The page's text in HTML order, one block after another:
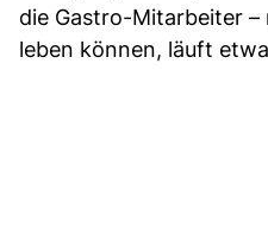
die Gastro-Mitarbeiter
leben können, läuft